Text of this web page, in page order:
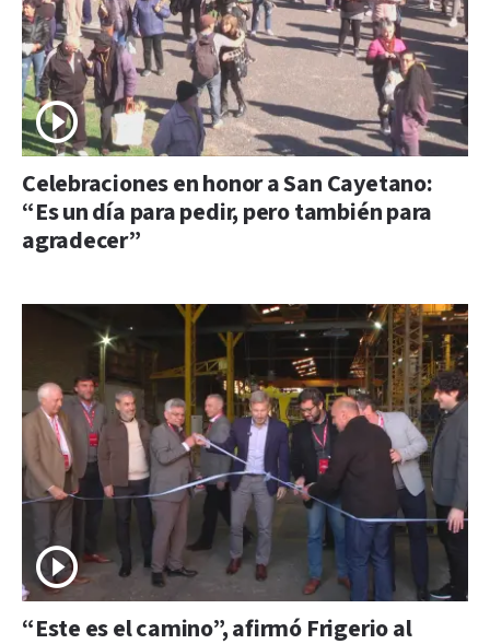
Celebraciones en honor a San Cayetano:
“Es un día para pedir, pero también para
agradecer”
“Este es el camino”, afirmó Frigerio al